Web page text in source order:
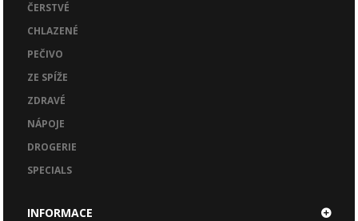
ČERSTVÉ
CHLAZENÉ
PEČIVO
ZE SPÍŽE
ZDRAVÉ
NÁPOJE
DROGERIE
SPECIALS
INFORMACE